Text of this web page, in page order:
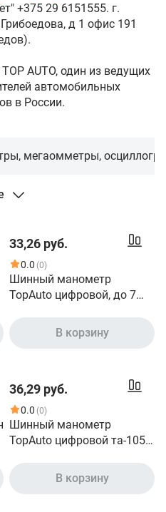
+375 29 6151555. г.
д 1 офис 191
AUTO, один из ведущих
автомобильных
в России.
мегаомметры,
33,26 руб.
0.0 (0)
Шинный манометр
TopAuto цифровой, до 7
В корзину
36,29 руб.
0.0 (0)
Шинный манометр
TopAuto цифровой та-105,
дисплея, до 10 атм 14621
В корзину